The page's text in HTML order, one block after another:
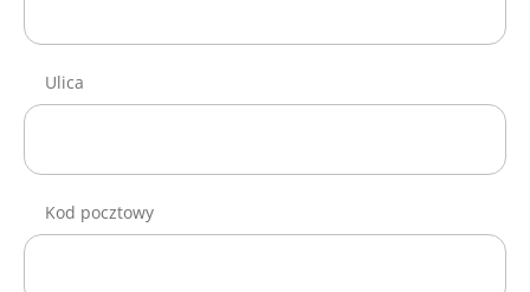
Ulica
Kod pocztowy